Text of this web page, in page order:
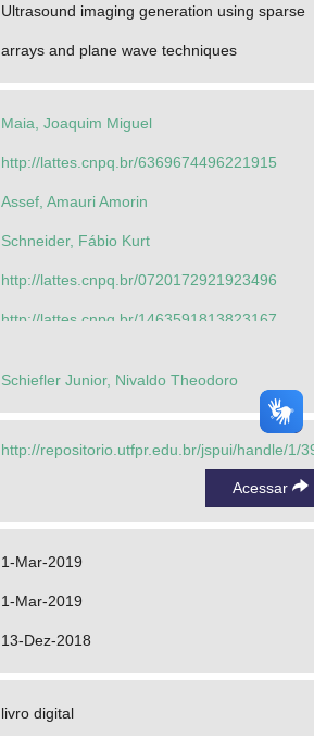
Ultrasound imaging generation using sparse
arrays and plane wave techniques
Maia, Joaquim Miguel
http://lattes.cnpq.br/6369674496221915
Assef, Amauri Amorin
Schneider, Fábio Kurt
http://lattes.cnpq.br/0720172921923496
http://lattes.cnpq.br/1463591813823167
Schiefler Junior, Nivaldo Theodoro
http://repositorio.utfpr.edu.br/jspui/handle/1/
Acessar
1-Mar-2019
1-Mar-2019
13-Dez-2018
livro digital